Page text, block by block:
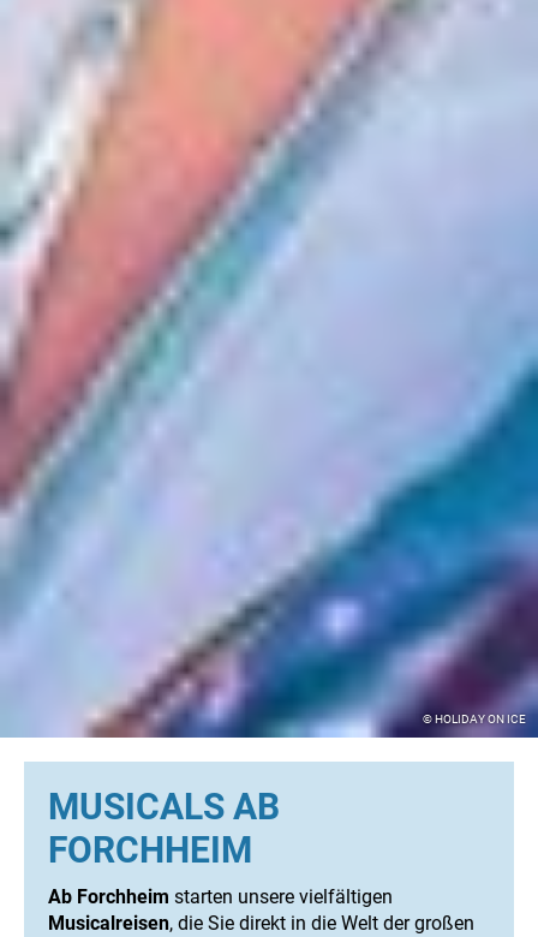
© HOLIDAY ON ICE
MUSICALS AB
FORCHHEIM
Ab Forchheim starten unsere vielfältigen
Musicalreisen, die Sie direkt in die Welt der großen